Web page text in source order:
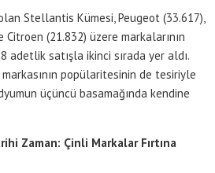
Stellantis Kümesi, Peugeot (33.617),
(21.832) üzere markalarının
adetlik satışla ikinci sırada yer aldı.
popülaritesinin de tesiriyle
üçüncü basamağında kendine
Zaman: Çinli Markalar Fırtına